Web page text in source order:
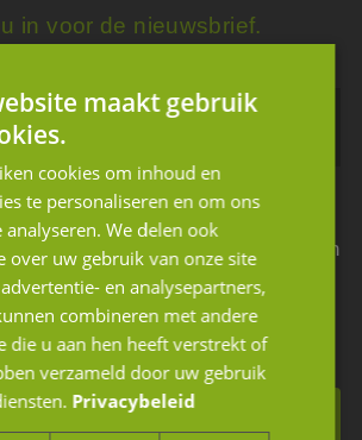
in voor de nieuwsbrief.
Corporate Finance toestemming mijn
te gebruiken volgens de privacy
maakt gebruik
cookies om inhoud en
te personaliseren en om ons
analyseren. We delen ook
over uw gebruik van onze site
en analysepartners,
combineren met andere
die u aan hen heeft verstrekt of
verzameld door uw gebruik
Privacybeleid